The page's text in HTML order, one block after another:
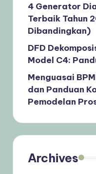
4 Generator
Terbaik Tahun
Dibandingkan)
DFD
Model C4:
Menguasai
dan Panduan
Pemodelan
Archives